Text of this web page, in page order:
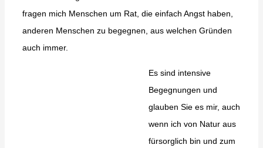
fragen mich Menschen um Rat, die einfach Angst haben,
anderen Menschen zu begegnen, aus welchen Gründen
auch immer.
Es sind intensive
Begegnungen und
glauben Sie es mir, auch
wenn ich von Natur aus
fürsorglich bin und zum